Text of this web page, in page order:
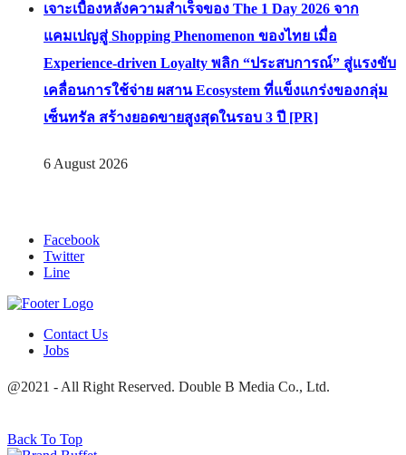
เจาะเบื้องหลังความสำเร็จของ The 1 Day 2026 จาก
แคมเปญสู่ Shopping Phenomenon ของไทย เมื่อ
Experience-driven Loyalty พลิก “ประสบการณ์” สู่แรงขับ
เคลื่อนการใช้จ่าย ผสาน Ecosystem ที่แข็งแกร่งของกลุ่ม
เซ็นทรัล สร้างยอดขายสูงสุดในรอบ 3 ปี [PR]
6 August 2026
Facebook
Twitter
Line
Contact Us
Jobs
@2021 - All Right Reserved. Double B Media Co., Ltd.
Back To Top